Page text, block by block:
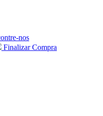
nos
Finalizar Compra